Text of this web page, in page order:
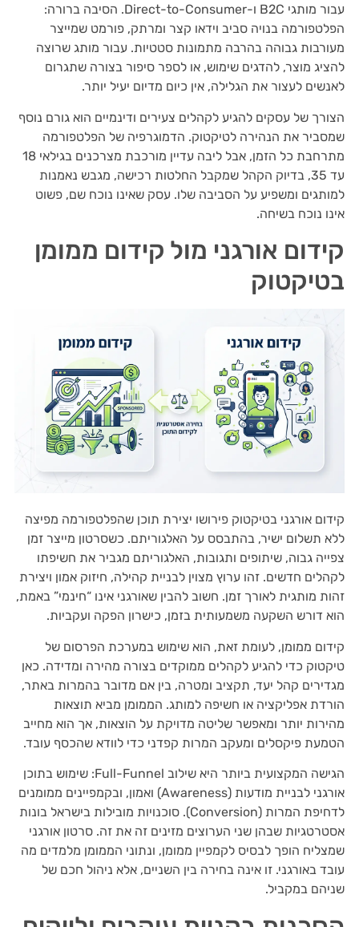
עבור מותגי B2C ו-Direct-to-Consumer. הסיבה ברורה:
הפלטפורמה בנויה סביב וידאו קצר ומרתק, פורמט שמייצר
מעורבות גבוהה בהרבה מתמונות סטטיות. עבור מותג שרוצה
להציג מוצר, להדגים שימוש, או לספר סיפור בצורה שתגרום
לאנשים לעצור את הגלילה, אין כיום מדיום יעיל יותר.
הצורך של עסקים להגיע לקהלים צעירים ודינמיים הוא גורם נוסף
שמסביר את הנהירה לטיקטוק. הדמוגרפיה של הפלטפורמה
מתרחבת כל הזמן, אבל ליבה עדיין מורכבת מצרכנים בגילאי 18
עד 35, בדיוק הקהל שמקבל החלטות רכישה, מגבש נאמנות
למותגים ומשפיע על הסביבה שלו. עסק שאינו נוכח שם, פשוט
אינו נוכח בשיחה.
קידום אורגני מול קידום ממומן
בטיקטוק
קידום אורגני בטיקטוק פירושו יצירת תוכן שהפלטפורמה מפיצה
ללא תשלום ישיר, בהתבסס על האלגוריתם. כשסרטון מייצר זמן
צפייה גבוה, שיתופים ותגובות, האלגוריתם מגביר את חשיפתו
לקהלים חדשים. זהו ערוץ מצוין לבניית קהילה, חיזוק אמון ויצירת
זהות מותגית לאורך זמן. חשוב להבין שאורגני אינו “חינמי” באמת,
הוא דורש השקעה משמעותית בזמן, כישרון הפקה ועקביות.
קידום ממומן, לעומת זאת, הוא שימוש במערכת הפרסום של
טיקטוק כדי להגיע לקהלים ממוקדים בצורה מהירה ומדידה. כאן
מגדירים קהל יעד, תקציב ומטרה, בין אם מדובר בהמרות באתר,
הורדת אפליקציה או חשיפה למותג. הממומן מביא תוצאות
מהירות יותר ומאפשר שליטה מדויקת על הוצאות, אך הוא מחייב
הטמעת פיקסלים ומעקב המרות קפדני כדי לוודא שהכסף עובד.
הגישה המקצועית ביותר היא שילוב Full-Funnel: שימוש בתוכן
אורגני לבניית מודעות (Awareness) ואמון, ובקמפיינים ממומנים
לדחיפת המרות (Conversion). סוכנויות מובילות בישראל בונות
אסטרטגיות שבהן שני הערוצים מזינים זה את זה. סרטון אורגני
שמצליח הופך לבסיס לקמפיין ממומן, ונתוני הממומן מלמדים מה
עובד באורגני. זו אינה בחירה בין השניים, אלא ניהול חכם של
שניהם במקביל.